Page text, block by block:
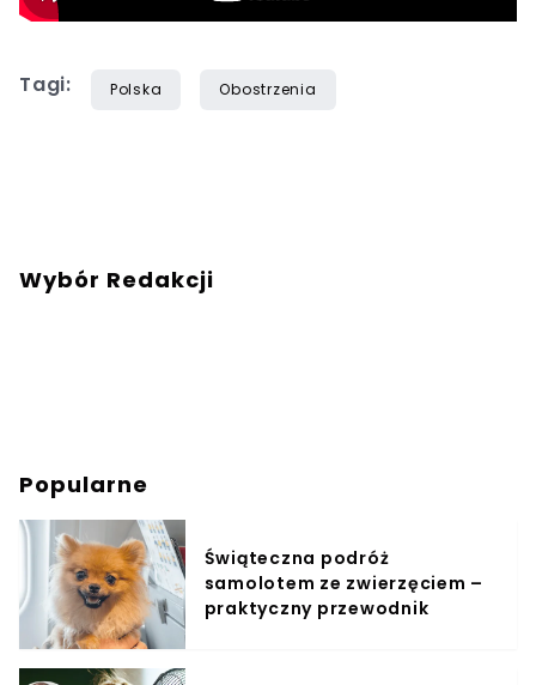
Tagi: Polska Obostrzenia
Wybór Redakcji
Popularne
Świąteczna podróż
samolotem ze zwierzęciem –
praktyczny przewodnik